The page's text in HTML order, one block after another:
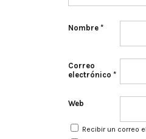
Nombre *
Correo
electrónico *
Web
Recibir un correo